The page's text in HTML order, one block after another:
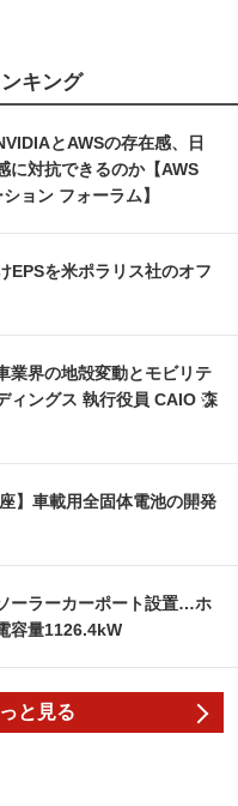
キング
とAWSの存在感、日
に対抗できるのか【AWS
ョン フォーラム】
EPSを米ポラリス社のオフ
業界の地殻変動とモビリテ
ィングス 執行役員 CAIO 森
】車載用全固体電池の開発
ーラーカーポート設置…ホ
容量1126.4kW
と見る